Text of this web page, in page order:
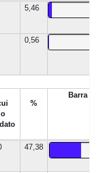
5,46
0,56
%
Barra %
47,38